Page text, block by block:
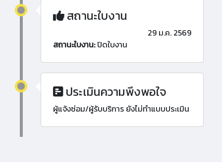
สถานะใบงาน
29 ม.ค. 2569
สถานะใบงาน:ปิดใบงาน
ประเมินความพึงพอใจ
ผู้แจ้งซ่อม/ผู้รับบริการ ยังไม่ทำแบบประเมิน